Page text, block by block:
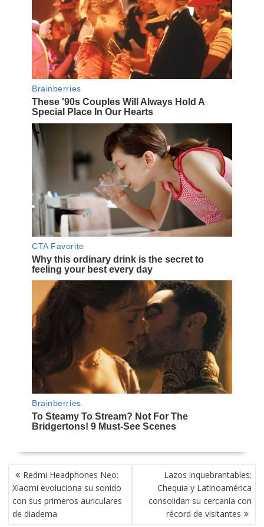
NAVEGACIÓN
DE
ENTRADAS
Redmi Headphones Neo:
Xiaomi evoluciona su sonido
con sus primeros auriculares
de diadema
Lazos inquebrantables:
Chequia y Latinoamérica
consolidan su cercanía con
récord de visitantes